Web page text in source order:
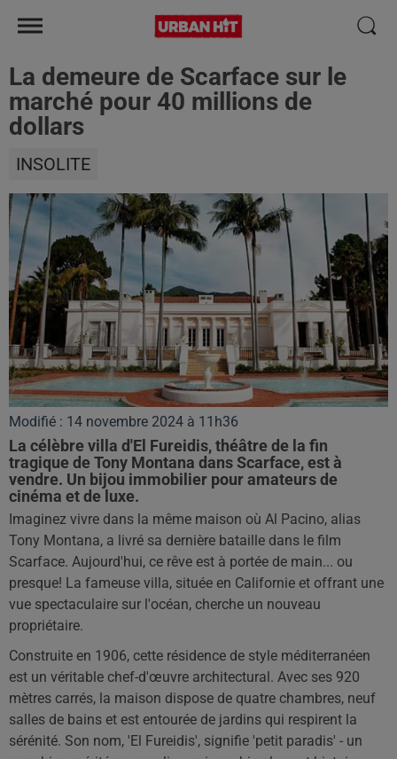
La demeure de Scarface sur le
marché pour 40 millions de
dollars
INSOLITE
Modifié : 14 novembre 2024 à 11h36
La célèbre villa d'El Fureidis, théâtre de la fin
tragique de Tony Montana dans Scarface, est à
vendre. Un bijou immobilier pour amateurs de
cinéma et de luxe.
Imaginez vivre dans la même maison où Al Pacino, alias
Tony Montana, a livré sa dernière bataille dans le film
Scarface. Aujourd'hui, ce rêve est à portée de main... ou
presque! La fameuse villa, située en Californie et offrant une
vue spectaculaire sur l'océan, cherche un nouveau
propriétaire.
Construite en 1906, cette résidence de style méditerranéen
est un véritable chef-d'œuvre architectural. Avec ses 920
mètres carrés, la maison dispose de quatre chambres, neuf
salles de bains et est entourée de jardins qui respirent la
sérénité. Son nom, 'El Fureidis', signifie 'petit paradis' - un